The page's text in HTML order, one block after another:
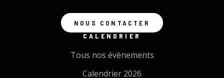
NOUS CONTACTER
CALENDRIER
Tous nos évènements
Calendrier 2026